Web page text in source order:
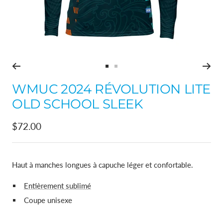
au
slide
1
au
slide
2
WMUC 2024 RÉVOLUTION LITE
OLD SCHOOL SLEEK
Prix
de
$72.00
Haut à manches longues à capuche léger et confortable.
Entièrement sublimé
Coupe unisexe